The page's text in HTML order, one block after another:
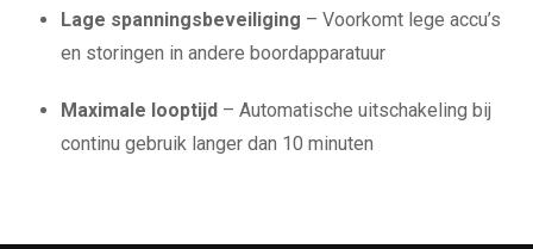
Lage spanningsbeveiliging – Voorkomt lege accu’s
en storingen in andere boordapparatuur
Maximale looptijd – Automatische uitschakeling bij
continu gebruik langer dan 10 minuten